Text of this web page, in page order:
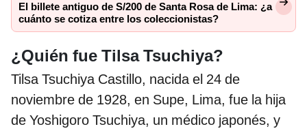
El billete antiguo de S/200 de Santa Rosa de Lima: ¿a
cuánto se cotiza entre los coleccionistas?
¿Quién fue Tilsa Tsuchiya?
Tilsa Tsuchiya Castillo, nacida el 24 de
noviembre de 1928, en Supe, Lima, fue la hija
de Yoshigoro Tsuchiya, un médico japonés, y